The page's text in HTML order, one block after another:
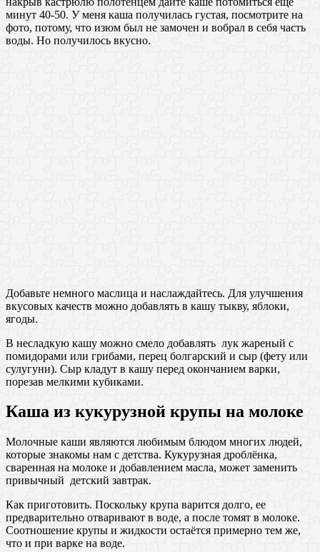
минут 40-50. У меня каша получилась густая, посмотрите на
фото, потому, что изюм был не замочен и вобрал в себя часть
воды. Но получилось вкусно.
Добавьте немного маслица и наслаждайтесь. Для улучшения
вкусовых качеств можно добавлять в кашу тыкву, яблоки,
ягоды.
В несладкую кашу можно смело добавлять лук жареный с
помидорами или грибами, перец болгарский и сыр (фету или
сулугуни). Сыр кладут в кашу перед окончанием варки,
порезав мелкими кубиками.
Каша из кукурузной крупы на молоке
Молочные каши являются любимым блюдом многих людей,
которые знакомы нам с детства. Кукурузная дроблёнка,
сваренная на молоке и добавлением масла, может заменить
привычный детский завтрак.
Как приготовить. Поскольку крупа варится долго, ее
предварительно отваривают в воде, а после томят в молоке.
Соотношение крупы и жидкости остаётся примерно тем же,
что и при варке на воде.